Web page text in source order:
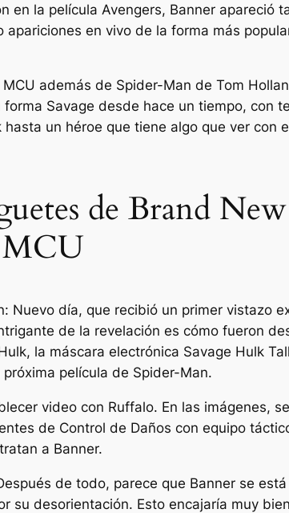
en la película Avengers, Banner apareció
en vivo de la forma más
además de Spider-Man de Tom
Savage desde hace un tiempo, con
un héroe que tiene algo que ver con
de Brand
MCU
Nuevo día, que recibió un primer vistazo
de la revelación es cómo fueron
la máscara electrónica Savage Hulk
película de Spider-Man.
video con Ruffalo. En las imágenes,
de Control de Daños con equipo
a Banner.
de todo, parece que Banner se
su desorientación. Esto encajaría muy